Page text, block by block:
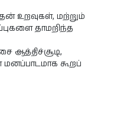
உறவுகள், மற்றும்
தாமறிந்த
ஆத்திச்சூடி,
கூறப்